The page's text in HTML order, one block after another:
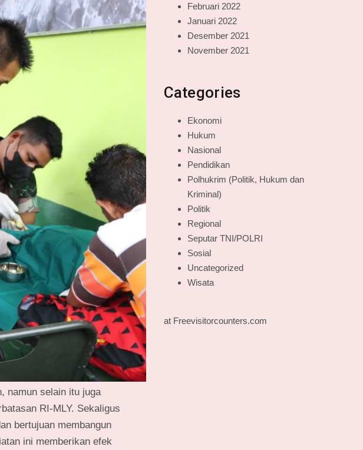
namun selain itu juga
RI-MLY. Sekaligus
bertujuan membangun
ini memberikan efek
Februari 2022
Januari 2022
Desember 2021
November 2021
Categories
Ekonomi
Hukum
Nasional
Pendidikan
Polhukrim (Politik, Hukum dan
Kriminal)
Politik
Regional
Seputar TNI/POLRI
Sosial
Uncategorized
Wisata
at Freevisitorcounters.com